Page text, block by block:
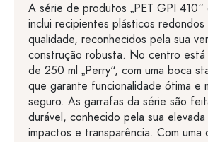
A série de produtos „PET GPI 410“
inclui recipientes plásticos
qualidade, reconhecidos pela sua
construção robusta. No centro está
de 250 ml „Perry“, com uma boca
que garante funcionalidade ótima e
seguro. As garrafas da série são
durável, conhecido pela sua
impactos e transparência. Com uma